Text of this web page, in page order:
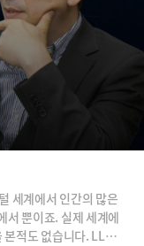
세계에서 인간의 많은
서 뿐이죠. 실제 세계에
본적도 없습니다. LLM